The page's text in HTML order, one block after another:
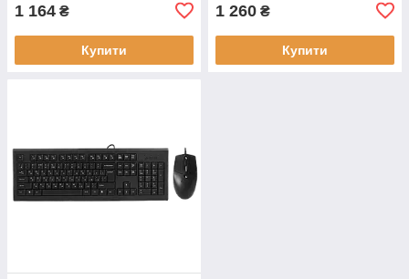
1 164 ₴
Купити
1 260 ₴
Купити